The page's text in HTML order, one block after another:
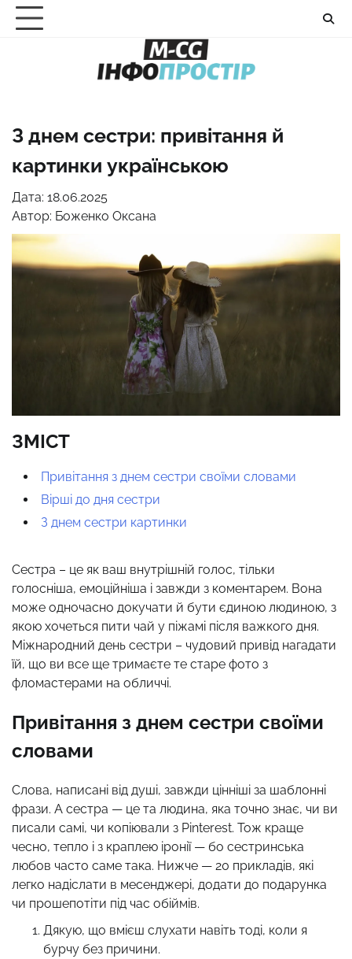
Перейти
З днем сестри: привітання й
картинки українською
Дата: 18.06.2025
Автор: Боженко Оксана
ЗМІСТ
Привітання з днем сестри своїми словами
Вірші до дня сестри
З днем сестри картинки
Сестра – це як ваш внутрішній голос, тільки
голосніша, емоційніша і завжди з коментарем. Вона
може одночасно докучати й бути єдиною людиною, з
якою хочеться пити чай у піжамі після важкого дня.
Міжнародний день сестри – чудовий привід нагадати
їй, що ви все ще тримаєте те старе фото з
фломастерами на обличчі.
Привітання з днем сестри своїми
словами
Слова, написані від душі, завжди цінніші за шаблонні
фрази. А сестра — це та людина, яка точно знає, чи ви
писали самі, чи копіювали з Pinterest. Тож краще
чесно, тепло і з краплею іронії — бо сестринська
любов часто саме така. Нижче — 20 прикладів, які
легко надіслати в месенджері, додати до подарунка
чи прошепотіти під час обіймів.
Дякую, що вмієш слухати навіть тоді, коли я
бурчу без причини.